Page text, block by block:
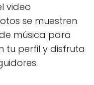
video
se muestren
música para
tu perfil y disfruta